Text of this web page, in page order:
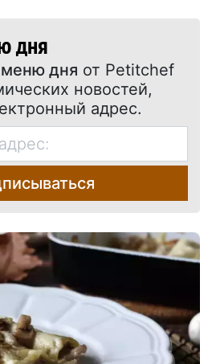
дня
меню дня от Petitchef
новостей,
адрес.